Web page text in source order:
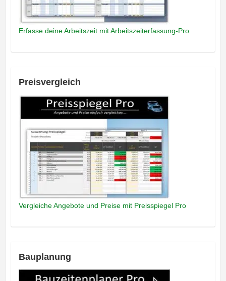
Erfasse deine Arbeitszeit mit Arbeitszeiterfassung-Pro
Preisvergleich
Vergleiche Angebote und Preise mit Preisspiegel Pro
Bauplanung